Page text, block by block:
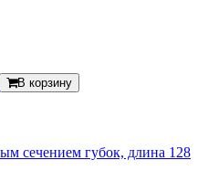
В корзину